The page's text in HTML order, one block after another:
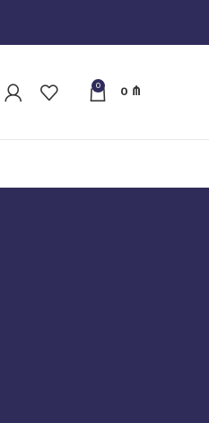
0
0 ₼